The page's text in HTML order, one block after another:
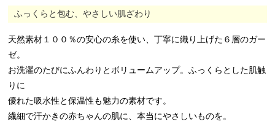
ふっくらと包む、やさしい肌ざわり
天然素材１００％の安心の糸を使い、丁寧に織り上げた６層のガー
ゼ。
お洗濯のたびにふんわりとボリュームアップ。ふっくらとした肌触
りに
優れた吸水性と保温性も魅力の素材です。
繊細で汗かきの赤ちゃんの肌に、本当にやさしいものを。